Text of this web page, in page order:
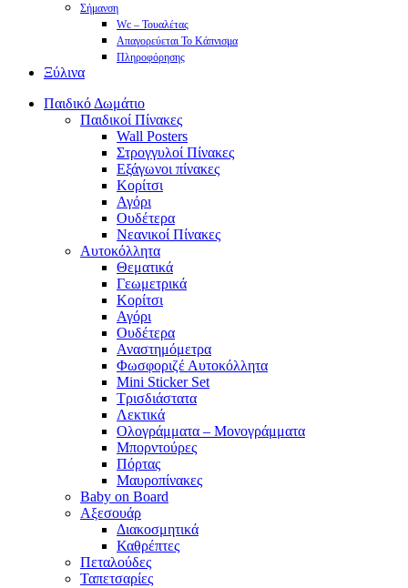
Σήμανση
Wc – Τουαλέτας
Απαγορεύεται Το Κάπνισμα
Πληροφόρησης
Ξύλινα
Παιδικό Δωμάτιο
Παιδικοί Πίνακες
Wall Posters
Στρογγυλοί Πίνακες
Εξάγωνοι πίνακες
Κορίτσι
Αγόρι
Ουδέτερα
Νεανικοί Πίνακες
Αυτοκόλλητα
Θεματικά
Γεωμετρικά
Κορίτσι
Αγόρι
Ουδέτερα
Αναστημόμετρα
Φωσφοριζέ Αυτοκόλλητα
Mini Sticker Set
Tρισδιάστατα
Λεκτικά
Ολογράμματα – Μονογράμματα
Μπορντούρες
Πόρτας
Μαυροπίνακες
Baby on Board
Αξεσουάρ
Διακοσμητικά
Καθρέπτες
Πεταλούδες
Ταπετσαρίες